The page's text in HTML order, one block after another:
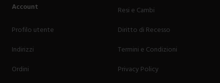
Account
Profilo utente
Indirizzi
Ordini
Resi e Cambi
Diritto di Recesso
Termini e Condizioni
Privacy Policy